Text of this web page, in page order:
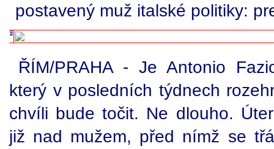
postavený muž italské politiky:
ŘÍM/PRAHA - Je Antonio
který v posledních týdnech
chvíli bude točit. Ne dlouho.
již nad mužem, před nímž se